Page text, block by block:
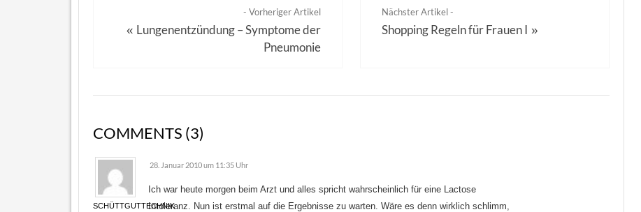
- Vorheriger Artikel
« Lungenentzündung – Symptome der
Pneumonie
Nächster Artikel -
Shopping Regeln für Frauen I »
COMMENTS (3)
SCHÜTTGUTTECHNIK
28. Januar 2010 um 11:35 Uhr
Ich war heute morgen beim Arzt und alles spricht wahrscheinlich für eine Lactose
Intoleranz. Nun ist erstmal auf die Ergebnisse zu warten. Wäre es denn wirklich schlimm,